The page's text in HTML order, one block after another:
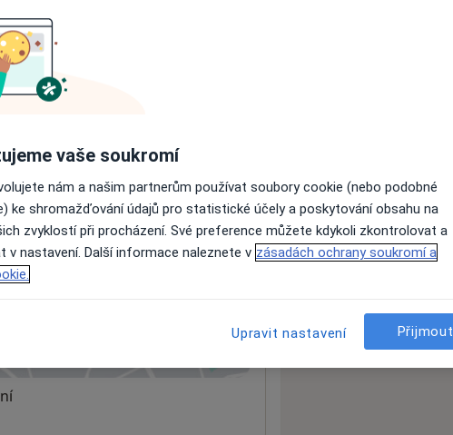
nejsou k dispozici
informace o svých službách.
vaše soukromí
nám a našim partnerům používat soubory cookie (nebo podobné
ke shromažďování údajů pro statistické účely a poskytování obsahu na
zvyklostí při procházení. Své preference můžete kdykoli zkontrolovat a
v nastavení. Další informace naleznete v zásadách ochrany soukromí a
Upravit nastavení Přijmout